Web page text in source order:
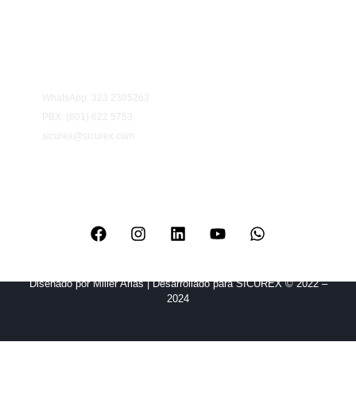
WhatsApp: 323 2305263
PBX: (601) 622 5753
sicurex@sicurex.com
Diseñado por Miller Arias | Desarrollado para SICUREX © 2022 –
2024